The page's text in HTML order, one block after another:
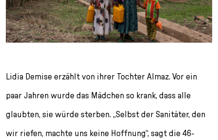
Lidia Demise erzählt von ihrer Tochter Almaz. Vor ein
paar Jahren wurde das Mädchen so krank, dass alle
glaubten, sie würde sterben. „Selbst der Sanitäter, den
wir riefen, machte uns keine Hoffnung“, sagt die 46-